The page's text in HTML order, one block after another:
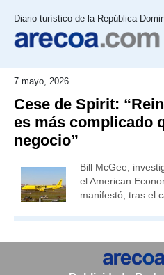
Diario turístico de la República
7 mayo, 2026
Cese de Spirit:
es más complicado
negocio”
Bill McGee,
el American
manifestó, tras el